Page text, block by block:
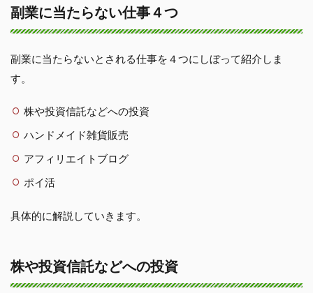
副業に当たらない仕事４つ
副業に当たらないとされる仕事を４つにしぼって紹介しま
す。
株や投資信託などへの投資
ハンドメイド雑貨販売
アフィリエイトブログ
ポイ活
具体的に解説していきます。
株や投資信託などへの投資